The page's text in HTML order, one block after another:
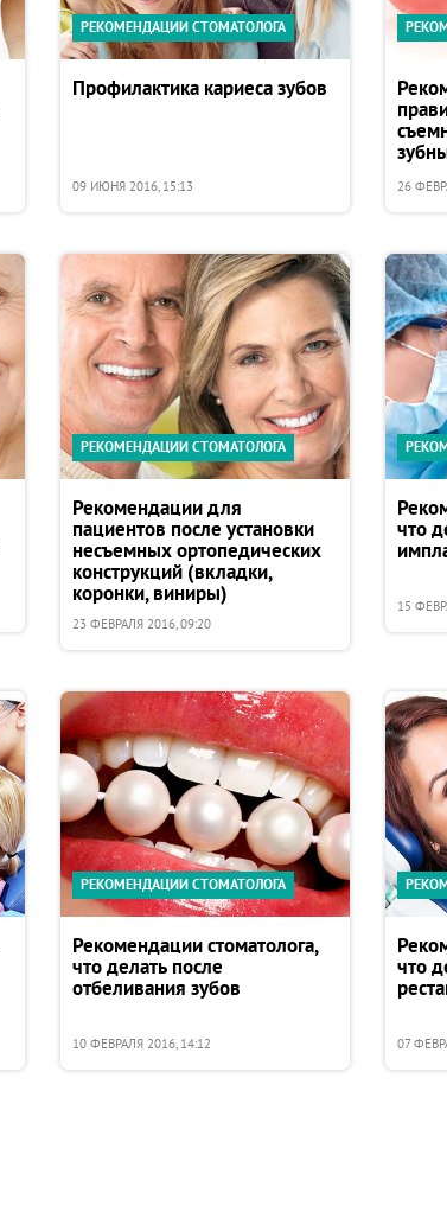
РЕКОМЕНДАЦИИ СТОМАТОЛОГА
Профилактика кариеса зубов
09 ИЮНЯ 2016, 15:13 26
РЕКОМЕНДАЦИИ СТОМАТОЛОГА
Рекомендации для
пациентов после установки
несъемных ортопедических
конструкций (вкладки,
коронки, виниры)
23 ФЕВРАЛЯ 2016, 09:20
что
15
РЕКОМЕНДАЦИИ СТОМАТОЛОГА
Рекомендации стоматолога,
что делать после
отбеливания зубов
10 ФЕВРАЛЯ 2016, 14:12
что
07